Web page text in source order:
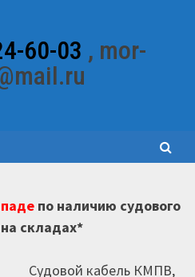
60-03 , mor-
по наличию судового
складах*
Судовой кабель КМПВ,